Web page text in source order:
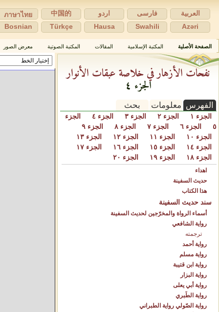
العربية فارسی اردو 中国的
ภาษาไทย
Azəri
Swahili
Hausa
Türkçe
Bosnian
الصفحة الأصلية المكتبة الإسلامية المقالات المكتبة الصوتية معرض الصور
نفحات الأزهار في خلاصة عبقات الأنوار
الجزء ٤
الفهرس معلومات بحث
الجزء ١ الجزء ٢ الجزء ٣ الجزء ٤
الجزء
٥
الجزء ٦ الجزء ٧ الجزء ٨
الجزء ٩
الجزء ١٠
الجزء ١١ الجزء ١٢
الجزء ١٣
الجزء ١٤
الجزء ١٥ الجزء ١٦
الجزء ١٧
الجزء ١٨
الجزء ١٩ الجزء ٢٠
اهداء
حديث السفينة
هذا الكتاب
سند حديث السفينة
أسماء الرواة والمخرّجين لحديث السفينة
رواية الشافعي
ترجمته
رواية أحمد
رواية مسلم
رواية ابن قتيبة
رواية البزار
رواية أبي يعلى
رواية الطّبري
رواية الصّولي رواية الطبراني